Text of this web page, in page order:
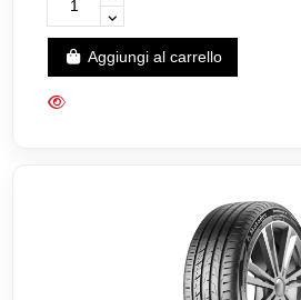
Aggiungi al carrello